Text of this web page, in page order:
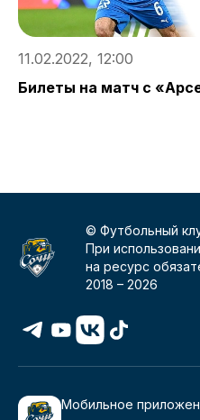
11.02.2022, 12:00
Билеты на матч с
© Футбольный
При
на ресурс
2018 –2026
Мобильное